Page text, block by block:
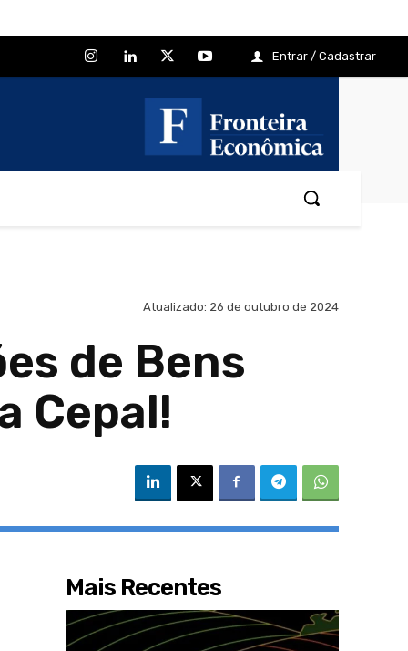
Entrar / Cadastrar
Atualizado: 26 de outubro de 2024
de Bens
Cepal!
Mais Recentes